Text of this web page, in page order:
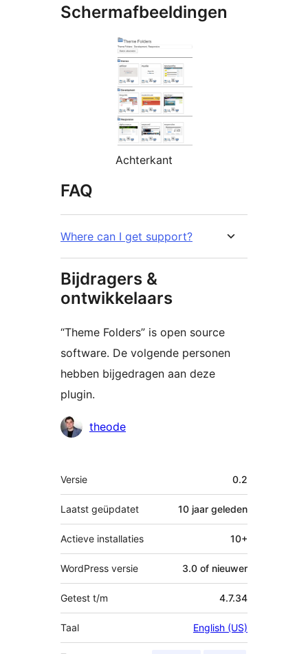
Schermafbeeldingen
Achterkant
FAQ
Where can I get support?
Bijdragers &
ontwikkelaars
“Theme Folders” is open source
software. De volgende personen
hebben bijgedragen aan deze
plugin.
Bijdragers
theode
Meta
Versie 0.2
Laatst geüpdatet 10 jaar geleden
Actieve installaties 10+
WordPress versie 3.0 of nieuwer
Getest t/m 4.7.34
Taal English (US)